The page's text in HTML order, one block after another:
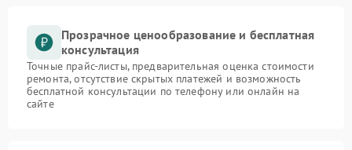
Прозрачное ценообразование и бесплатная
консультация
Точные прайс-листы, предварительная оценка стоимости
ремонта, отсутствие скрытых платежей и возможность
бесплатной консультации по телефону или онлайн на
сайте